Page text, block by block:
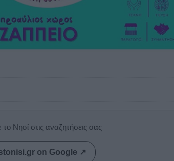
Νησί στις αναζητήσεις σας
on Google ↗